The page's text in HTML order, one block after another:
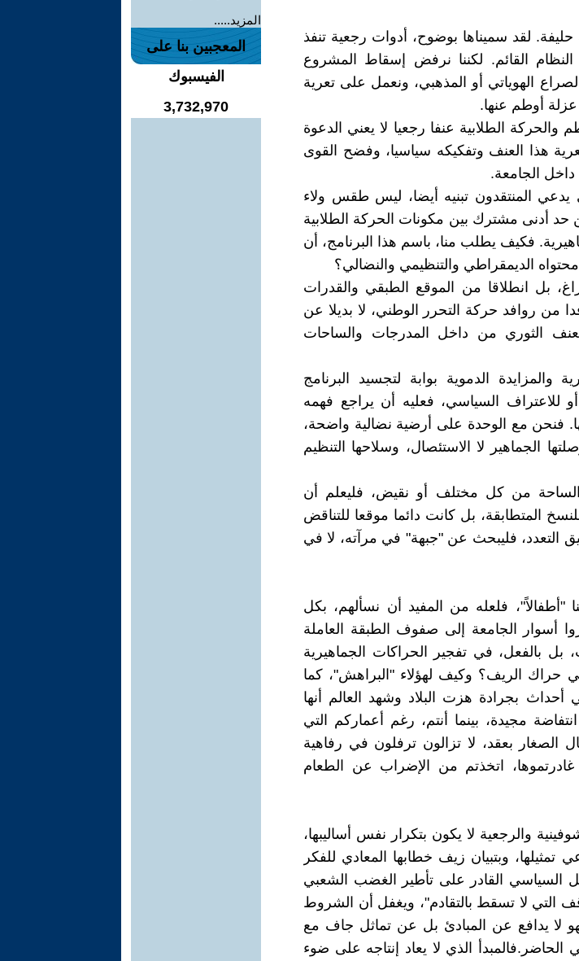
لقد سميناها بوضوح، أدوات رجعية تنفذ
القائم. لكننا نرفض إسقاط المشروع
الهوياتي أو المذهبي، ونعمل على تعرية
أوطم عنها.
والحركة الطلابية عنفا رجعيا لا يعني الدعوة
هذا العنف وتفكيكه سياسيا، وفضح القوى
داخل الجامعة.
يدعي المنتقدون تبنيه أيضا، ليس طقس ولاء
أدنى مشترك بين مكونات الحركة الطلابية
فكيف يطلب منا، باسم هذا البرنامج، أن
الديمقراطي والتنظيمي والنضالي؟
بل انطلاقا من الموقع الطبقي والقدرات
من روافد حركة التحرر الوطني، لا بديلا عن
الثوري من داخل المدرجات والساحات
الدموية بوابة لتجسيد البرنامج
للاعتراف السياسي، فعليه أن يراجع فهمه
فنحن مع الوحدة على أرضية نضالية واضحة،
الجماهير لا الاستئصال، وسلاحها التنظيم
من كل مختلف أو نقيض، فليعلم أن
المتطابقة، بل كانت دائما موقعا للتناقض
التعدد، فليبحث عن "جبهة" في مرآته، لا في
"أطفالاً"، فلعله من المفيد أن نسألهم، بكل
أسوار الجامعة إلى صفوف الطبقة العاملة
بل بالفعل، في تفجير الحراكات الجماهيرية
حراك الريف؟ وكيف لهؤلاء "البراهش"، كما
بجرادة هزت البلاد وشهد العالم أنها
مجيدة، بينما أنتم، رغم أعماركم التي
الصغار بعقد، لا تزالون ترفلون في رفاهية
غادرتموها، اتخذتم من الإضراب عن الطعام
والرجعية لا يكون بتكرار نفس أساليبها،
وبتبيان زيف خطابها المعادي للفكر
السياسي القادر على تأطير الغضب الشعبي
التي لا تسقط بالتقادم"، ويغفل أن الشروط
لا يدافع عن المبادئ بل عن تماثل جاف مع
الذي لا يعاد إنتاجه على ضوء
المزيد.....
المعجبين بنا على
الفيسبوك
3,732,970